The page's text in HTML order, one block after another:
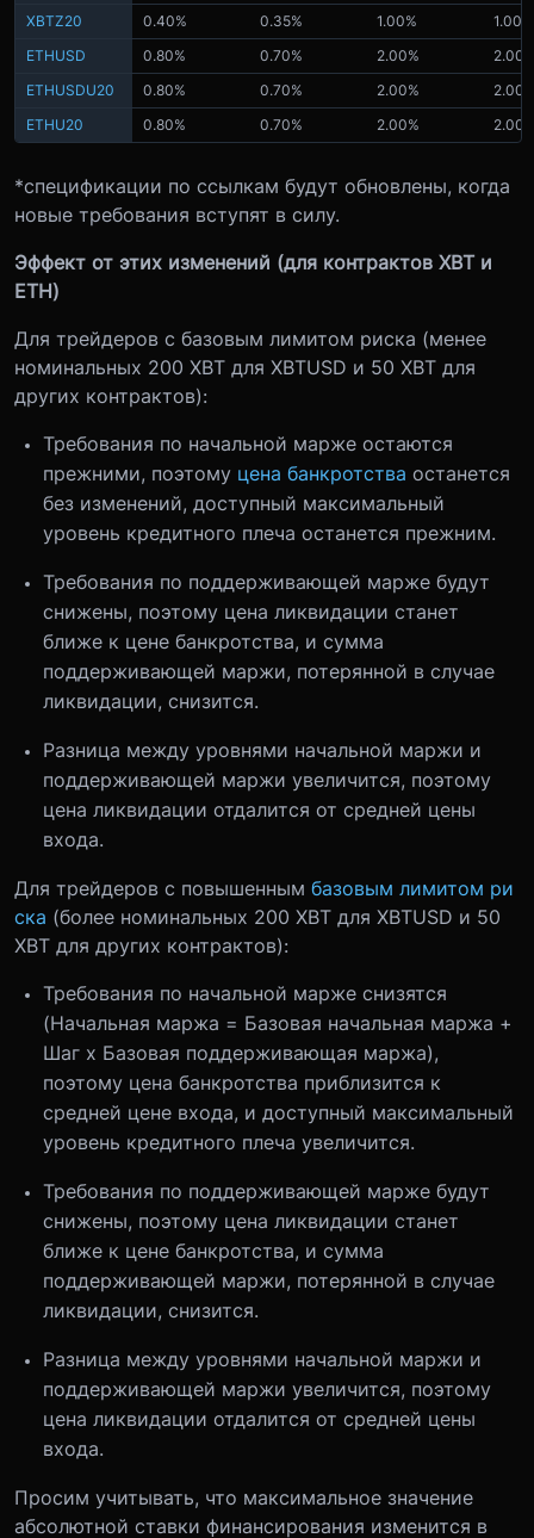
XBTZ20
0.40% 0.35% 1.00%
1.00%
ETHUSD
0.80% 0.70% 2.00%
ETHUSDU20
0.80% 0.70% 2.00%
ETHU20
0.80% 0.70% 2.00%
*спецификации по ссылкам будут обновлены, когда
новые требования вступят в силу.
Эффект от этих изменений (для контрактов XBT и
ETH)
Для трейдеров с базовым лимитом риска (менее
номинальных 200 XBT для XBTUSD и 50 XBT для
других контрактов):
Требования по начальной марже остаются
прежними, поэтому цена банкротства останется
без изменений, доступный максимальный
уровень кредитного плеча останется прежним.
Требования по поддерживающей марже будут
снижены, поэтому цена ликвидации станет
ближе к цене банкротства, и сумма
поддерживающей маржи, потерянной в случае
ликвидации, снизится.
Разница между уровнями начальной маржи и
поддерживающей маржи увеличится, поэтому
цена ликвидации отдалится от средней цены
входа.
Для трейдеров с повышенным базовым лимитом ри
ска (более номинальных 200 XBT для XBTUSD и 50
XBT для других контрактов):
Требования по начальной марже снизятся
(Начальная маржа = Базовая начальная маржа +
Шаг х Базовая поддерживающая маржа),
поэтому цена банкротства приблизится к
средней цене входа, и доступный максимальный
уровень кредитного плеча увеличится.
Требования по поддерживающей марже будут
снижены, поэтому цена ликвидации станет
ближе к цене банкротства, и сумма
поддерживающей маржи, потерянной в случае
ликвидации, снизится.
Разница между уровнями начальной маржи и
поддерживающей маржи увеличится, поэтому
цена ликвидации отдалится от средней цены
входа.
Просим учитывать, что максимальное значение
абсолютной ставки финансирования изменится в